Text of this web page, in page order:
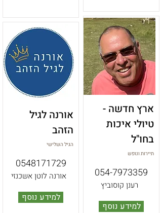
תיירות ונופש
054-7973359
רענן קוסוביץ
למידע נוסף
ארץ חדשה -
טיולי איכות
בחו"ל
הגיל השלישי
0548171729
אורנה לוטן אשכנזי
למידע נוסף
אורנה לגיל
הזהב